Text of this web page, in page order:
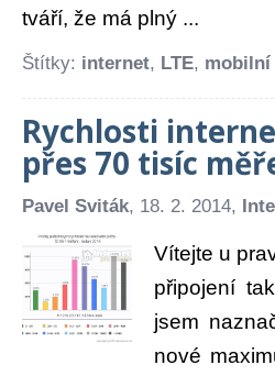
tváří, že má plný ...
Štítky: internet, LTE,
Rychlosti
přes 70 tisíc
Pavel Sviták, 18. 2. 2014,
Vítejte u
připojení
jsem
nové